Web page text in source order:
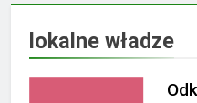
lokalne władze